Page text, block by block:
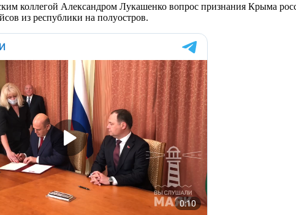
коллегой Александром Лукашенко вопрос признания Крыма
из республики на полуостров.